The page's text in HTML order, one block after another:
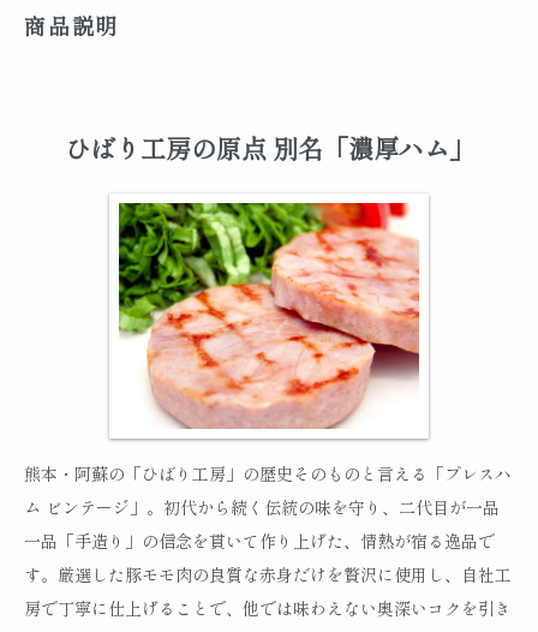
商品説明
ひばり工房の原点 別名「濃厚ハム」
熊本・阿蘇の「ひばり工房」の歴史そのものと言える「プレスハ
ム ビンテージ」。初代から続く伝統の味を守り、二代目が一品
一品「手造り」の信念を貫いて作り上げた、情熱が宿る逸品で
す。厳選した豚モモ肉の良質な赤身だけを贅沢に使用し、自社工
房で丁寧に仕上げることで、他では味わえない奥深いコクを引き